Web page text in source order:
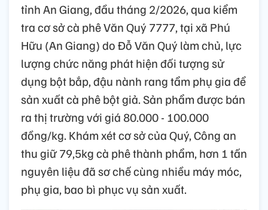
tỉnh An Giang, đầu tháng 2/2026, qua kiểm
tra cơ sở cà phê Văn Quý 7777, tại xã Phú
Hữu (An Giang) do Đỗ Văn Quý làm chủ, lực
lượng chức năng phát hiện đối tượng sử
dụng bột bắp, đậu nành rang tẩm phụ gia để
sản xuất cà phê bột giả. Sản phẩm được bán
ra thị trường với giá 80.000 - 100.000
đồng/kg. Khám xét cơ sở của Quý, Công an
thu giữ 79,5kg cà phê thành phẩm, hơn 1 tấn
nguyên liệu đã sơ chế cùng nhiều máy móc,
phụ gia, bao bì phục vụ sản xuất.